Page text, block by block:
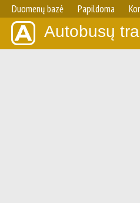
Duomenų bazė Papildoma
Autobusų